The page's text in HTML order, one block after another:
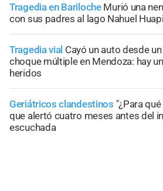
Tragedia en Bariloche Murió una
con sus padres al lago Nahuel Huapi
Tragedia vial Cayó un auto desde
choque múltiple en Mendoza: hay
heridos
Geriátricos clandestinos "¿Para
que alertó cuatro meses antes del
escuchada